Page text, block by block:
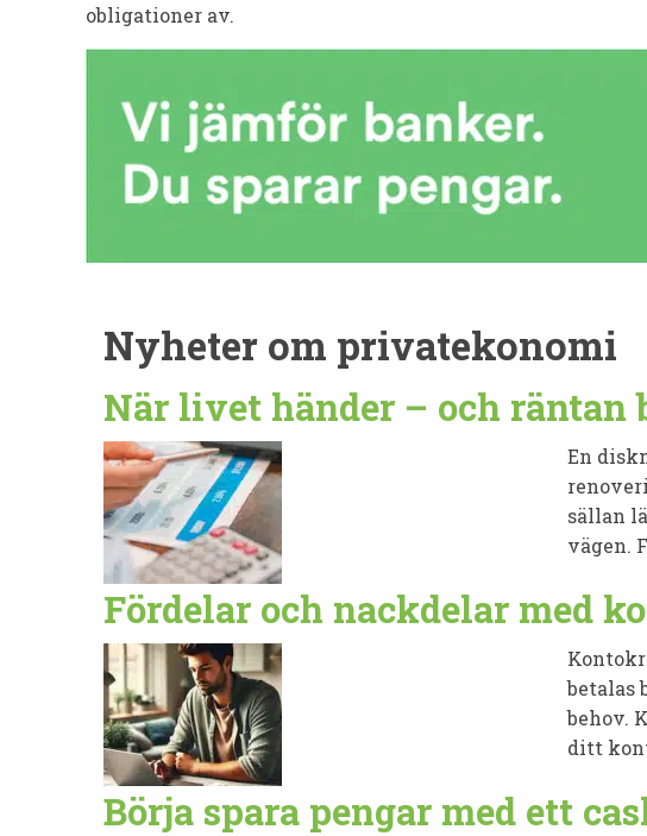
obligationer av.
Nyheter om privatekonomi
När livet händer – och räntan
En
sällan
vägen.
Fördelar och nackdelar med
betalas
behov.
ditt
Börja spara pengar med ett